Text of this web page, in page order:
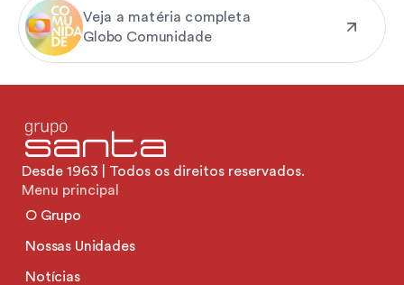
Veja a matéria completa
Globo Comunidade
Desde 1963 | Todos os direitos reservados.
Menu principal
O Grupo
Nossas Unidades
Notícias